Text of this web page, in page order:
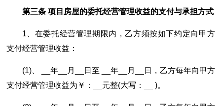
第三条 项目房屋的委托经营管理收益的支付与承担方式
1、在委托经营管理期限内，乙方须按如下约定向甲方
支付经营管理收益：
(1)、 __年__月__日至 __年__月__日，乙方每年向甲方
支付经营管理收益为￥：__元整(大写：__ )。